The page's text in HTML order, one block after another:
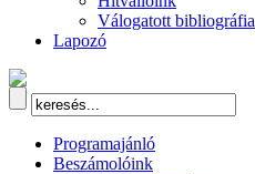
Válogatott bibliográfia
Lapozó
Programajánló
Beszámolóink